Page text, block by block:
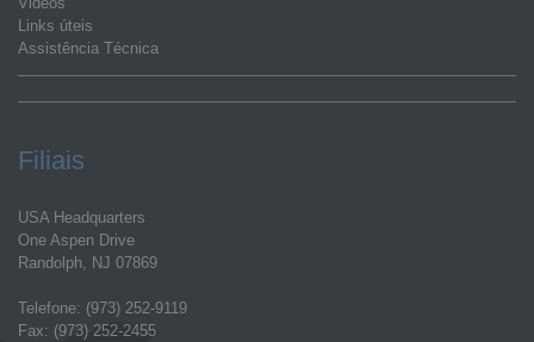
Links úteis
Assistência Técnica
Filiais
USA Headquarters
One Aspen Drive
Randolph, NJ 07869
Telefone: (973) 252-9119
Fax: (973) 252-2455